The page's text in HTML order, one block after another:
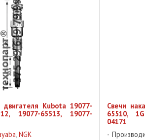
Kubota 19077-
19077-65513, 19077-
,NGK
Свечи
65510,
04171